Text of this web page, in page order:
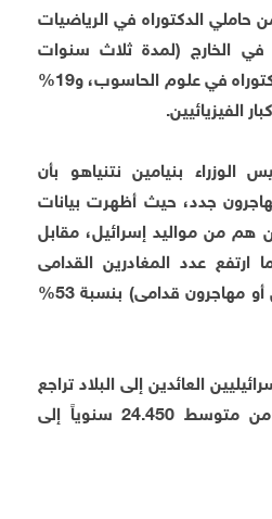
فإن 25% من حاملي الدكتوراه في الرياضيات
في الخارج (لمدة ثلاث سنوات
فأكثر)، و22% من حاملي الدكتوراه في علوم الحاسوب، و19%
الوزراء بنيامين نتنياهو بأن
جدد، حيث أظهرت بيانات
هم من مواليد إسرائيل، مقابل
ارتفع عدد المغادرين القدامى
(مواطنون ولدوا في إسرائيل أو مهاجرون قدامى) بنسبة 53%
العائدين إلى البلاد تراجع
بشكل كبير، حيث انخفض من متوسط 24.450 سنوياً إلى